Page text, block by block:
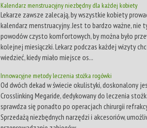
Kalendarz menstruacyjny niezbędny dla każdej kobiety
Lekarze zawsze zalecają, by wszystkie kobiety
kalendarz menstruacyjny. Jest to bardzo ważne, nie
powodów czysto komfortowych, by można było
kolejnej miesiączki. Lekarz podczas każdej wizyty
wiedzieć, kiedy miało miejsce os...
Innowacyjne metody leczenia stożka rogówki
Od dwóch dekad w świecie okulistyki, doskonalony
Crosslinking Megaride, dedykowany do leczenia
sprawdza się ponadto po operacjach chirurgii
Sprzedażą niezbędnych narzędzi i akcesoriów,